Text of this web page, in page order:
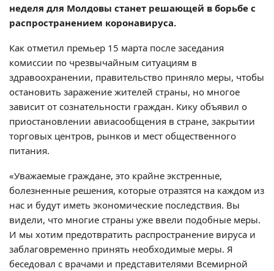
неделя для Молдовы станет решающей в борьбе с
распространением коронавируса.
Как отметил премьер 15 марта после заседания
комиссии по чрезвычайным ситуациям в
здравоохранении, правительство приняло меры, чтобы
остановить заражение жителей страны, но многое
зависит от сознательности граждан. Кику объявил о
приостановлении авиасообщения в стране, закрытии
торговых центров, рынков и мест общественного
питания.
«Уважаемые граждане, это крайне экстренные,
болезненные решения, которые отразятся на каждом из
нас и будут иметь экономические последствия. Вы
видели, что многие страны уже ввели подобные меры.
И мы хотим предотвратить распространение вируса и
заблаговременно принять необходимые меры. Я
беседовал с врачами и представителями Всемирной